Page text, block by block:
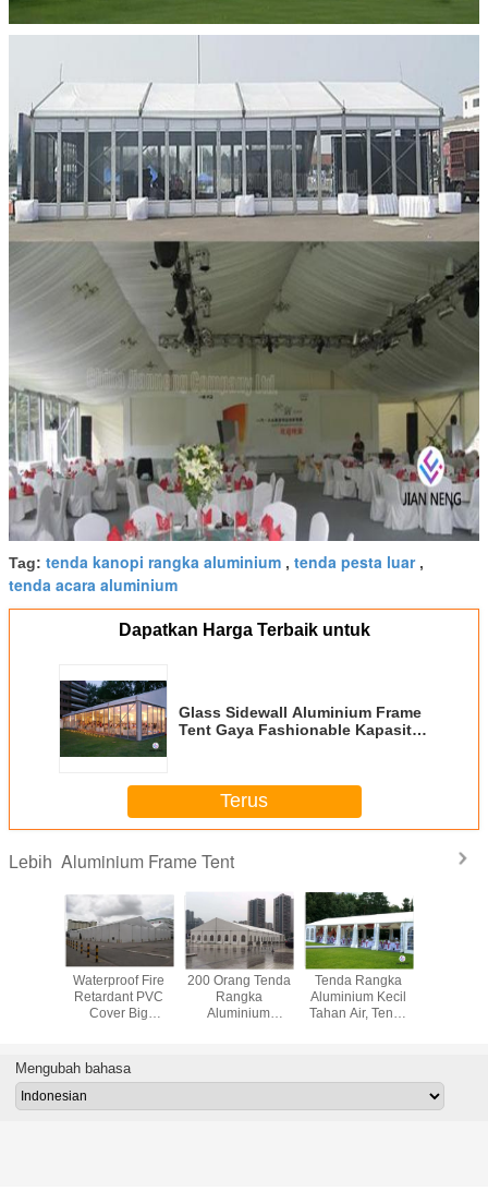
Tag: tenda kanopi rangka aluminium , tenda pesta luar,
tenda acara aluminium
Dapatkan Harga Terbaik untuk
Glass Sidewall Aluminium Frame
Tent Gaya Fashionable Kapasitas
Terus
Lebih Aluminium Frame Tent
Hitam
Waterproof Fire
Retardant PVC
Cover Big
200 Orang Tenda
Rangka
Aluminium
Lainnya
Tenda Rangka
Aluminium Kecil
Tahan Air, Tenda
Mengubah bahasa